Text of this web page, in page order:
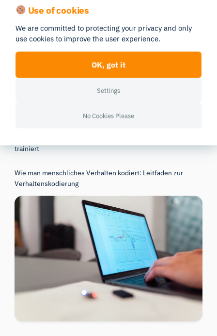
Rechenprozesse, die Menschen ständig ausführen, bietet
eine klare Grundlage für die Modellierung und Vorhersage
menschlichen Handelns. Menschenzentrierte KI ist die
nächste Grenze für technologische Innovation. Indem Geräte
auch optimierter, reibungsloser und sicherer. Mit iMotions
können Sie Modelle erstellen, die nicht nur intelligent,
sondern auch emotional intelligent sind.
Erstellung emotionaler Modelle anhand von Biosensordaten
trainiert
Wie man menschliches Verhalten kodiert: Leitfaden zur
Verhaltenskodierung
Use of cookies
We are committed to protecting your privacy and only
use cookies to improve the user experience.
OK, got it
Settings
No Cookies Please